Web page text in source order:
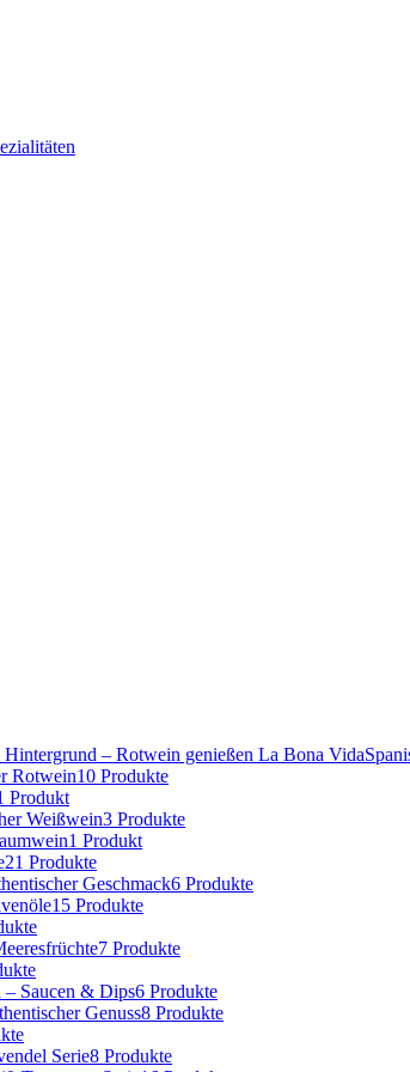
Rotwein10 Produkte
Produkt
Weißwein3 Produkte
1 Produkt
21 Produkte
Geschmack6 Produkte
15 Produkte
7 Produkte
– Saucen & Dips6 Produkte
Genuss8 Produkte
Serie8 Produkte